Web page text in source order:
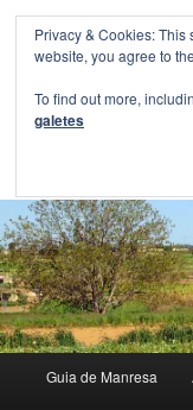
Aneu
contingut
Aneu
contingut
Blog Guia
principal
Guia de Manresa
Privacy & Cookies:
website, you agree to
To find out more,
galetes